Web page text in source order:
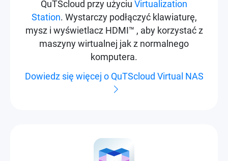
QuTScloud przy użyciu Virtualization
Station. Wystarczy podłączyć klawiaturę,
mysz i wyświetlacz HDMI™ , aby korzystać z
maszyny wirtualnej jak z normalnego
komputera.
Dowiedz się więcej o QuTScloud Virtual NAS